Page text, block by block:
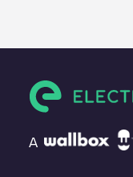
électrique la
vous avez besoin,
le plus proche de
A